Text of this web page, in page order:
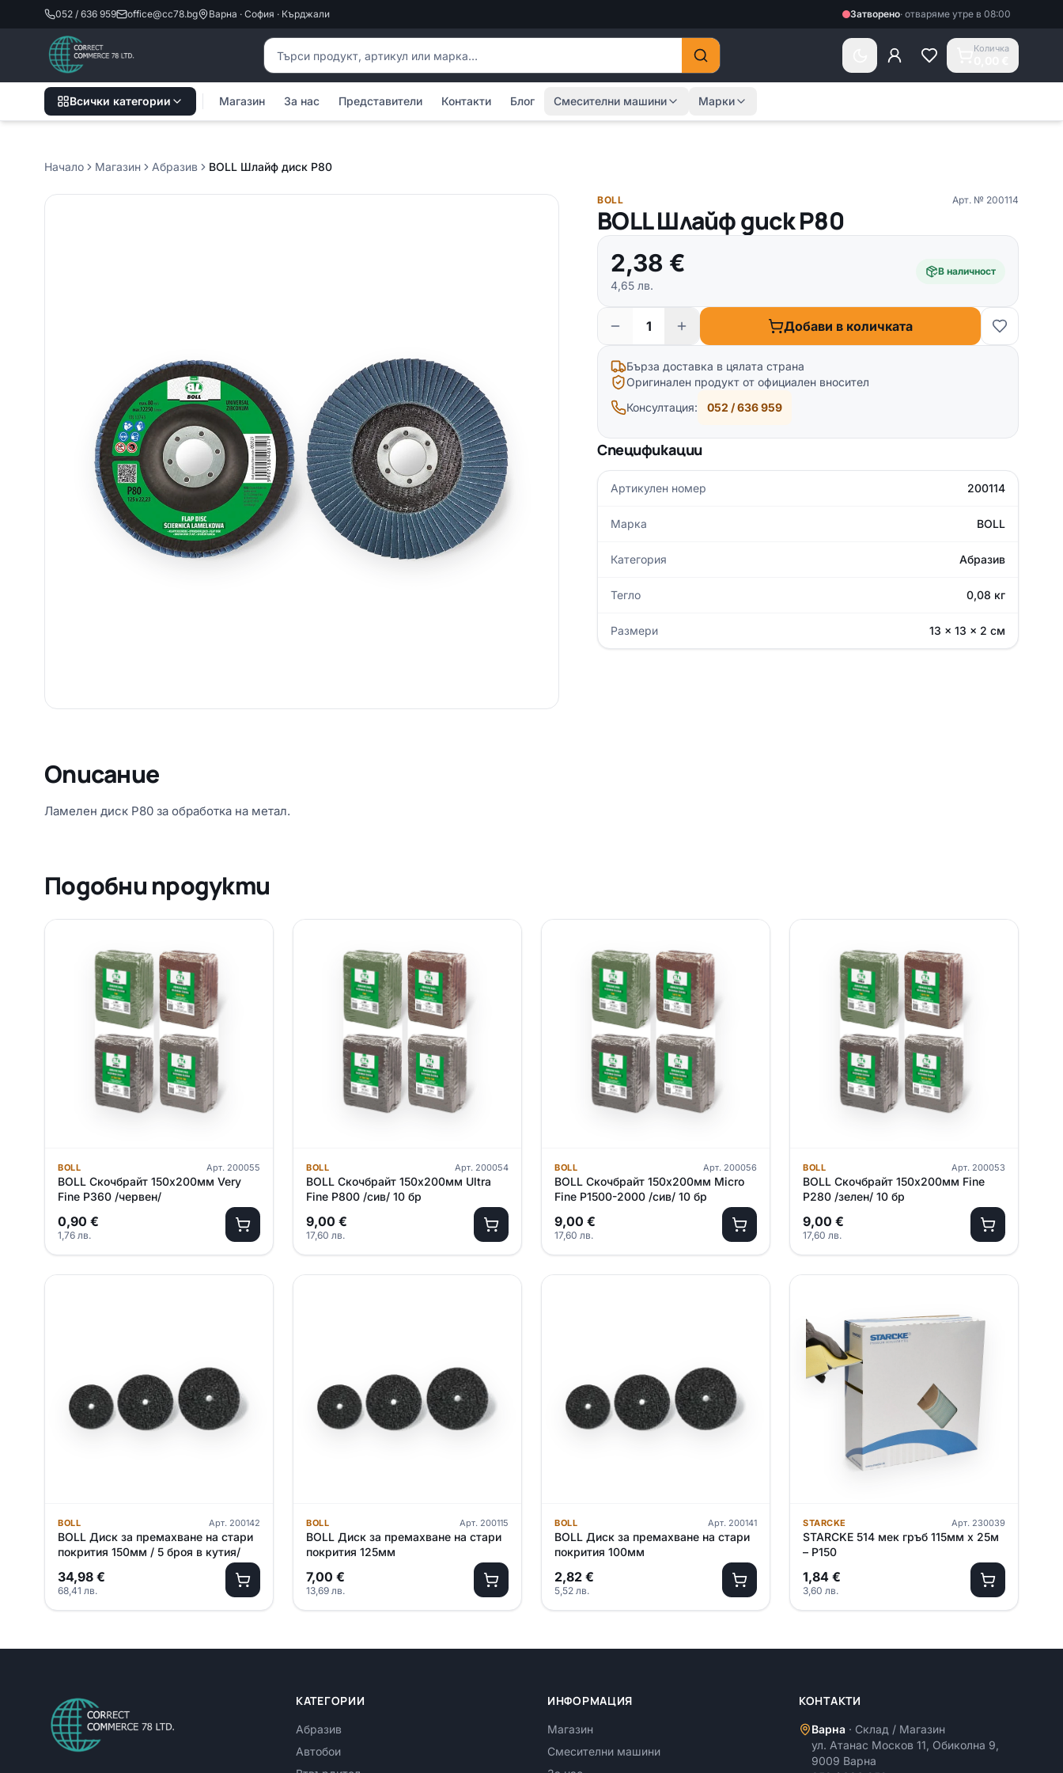
052 / 636 959 office@cc78.bg Варна · София · Кърджали Затворено· отваряме утре в 08:00
Търсене на продукти
Количка
Всички категории Магазин За нас Представители Контакти Блог Смесителни машини Марки
Начало Магазин Абразив BOLL Шлайф диск Р80
BOLL Арт. № 200114
BOLL Шлайф диск Р80
2,38 €
4,65 лв.
В наличност
Добави в количката
Бърза доставка в цялата страна
Оригинален продукт от официален вносител
Консултация:
052 / 636 959
Спецификации
Артикулен номер 200114
Марка BOLL
Категория Абразив
Тегло 0,08 кг
Размери 13 × 13 × 2 см
Описание
Ламелен диск P80 за обработка на метал.
Подобни продукти
BOLL Арт. 200055
BOLL Скочбрайт 150х200мм Very
Fine P360 /червен/
0,90 €
1,76 лв.
BOLL Арт. 200054
BOLL Скочбрайт 150х200мм Ultra
Fine P800 /сив/ 10 бр
9,00 €
17,60 лв.
BOLL Арт. 200056
BOLL Скочбрайт 150х200мм Micro
Fine P1500-2000 /сив/ 10 бр
9,00 €
17,60 лв.
BOLL Арт. 200053
BOLL Скочбрайт 150х200мм Fine
P280 /зелен/ 10 бр
9,00 €
17,60 лв.
BOLL Арт. 200142
BOLL Диск за премахване на стари
покрития 150мм / 5 броя в кутия/
34,98 €
68,41 лв.
BOLL Арт. 200115
BOLL Диск за премахване на стари
покрития 125мм
7,00 €
13,69 лв.
BOLL Арт. 200141
BOLL Диск за премахване на стари
покрития 100мм
2,82 €
5,52 лв.
STARCKE Арт. 230039
STARCKE 514 мек гръб 115мм х 25м
– P150
1,84 €
3,60 лв.
КАТЕГОРИИ
Абразив
Автобои
ИНФОРМАЦИЯ
Магазин
Смесителни машини
КОНТАКТИ
Варна · Склад / Магазин
ул. Атанас Москов 11, Обиколна 9,
9009 Варна